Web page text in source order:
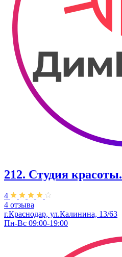
212. Студия красоты.
4
4 отзыва
г.Краснодар, ул.Калинина, 13/63
Пн-Вс 09:00-19:00